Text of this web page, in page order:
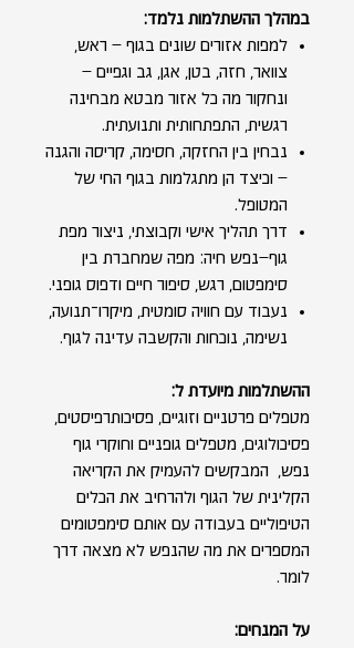
במהלך ההשתלמות נלמד:
למפות אזורים שונים בגוף – ראש,
צוואר, חזה, בטן, אגן, גב וגפיים –
ונחקור מה כל אזור מבטא מבחינה
רגשית, התפתחותית ותנועתית.
נבחין בין החזקה, חסימה, קריסה והגנה
– וכיצד הן מתגלמות בגוף החי של
המטופל.
דרך תהליך אישי וקבוצתי, ניצור מפת
גוף–נפש חיה: מפה שמחברת בין
סימפטום, רגש, סיפור חיים ודפוס גופני.
נעבוד עם חוויה סומטית, מיקרו־תנועה,
נשימה, נוכחות והקשבה עדינה לגוף.
ההשתלמות מיועדת ל:
מטפלים פרטניים וזוגיים, פסיכותרפיסטים,
פסיכולוגים, מטפלים גופניים וחוקרי גוף
נפש, המבקשים להעמיק את הקריאה
הקלינית של הגוף ולהרחיב את הכלים
הטיפוליים בעבודה עם אותם סימפטומים
המספרים את מה שהנפש לא מצאה דרך
לומר.
על המנחים: